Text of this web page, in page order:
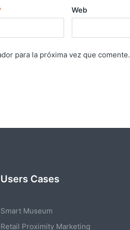
Web
para la próxima vez que comente.
Users Cases
Smart Museum
Retail Proximity Marketing